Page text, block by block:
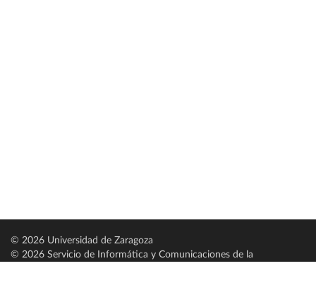
© 2026 Universidad de Zaragoza
© 2026 Servicio de Informática y Comunicaciones de la